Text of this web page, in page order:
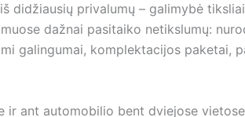
didžiausių privalumų – galimybė tiksliai
dažnai pasitaiko netikslumų:
galingumai, komplektacijos paketai,
ir ant automobilio bent dviejose